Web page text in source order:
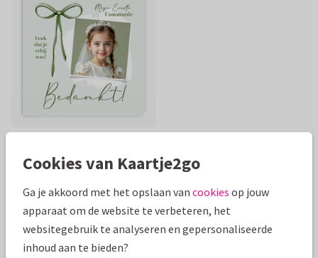
Mooie extra's bij je kaart
Cookies van Kaartje2go
Ga je akkoord met het opslaan van cookies op jouw
apparaat om de website te verbeteren, het
websitegebruik te analyseren en gepersonaliseerde
inhoud aan te bieden?